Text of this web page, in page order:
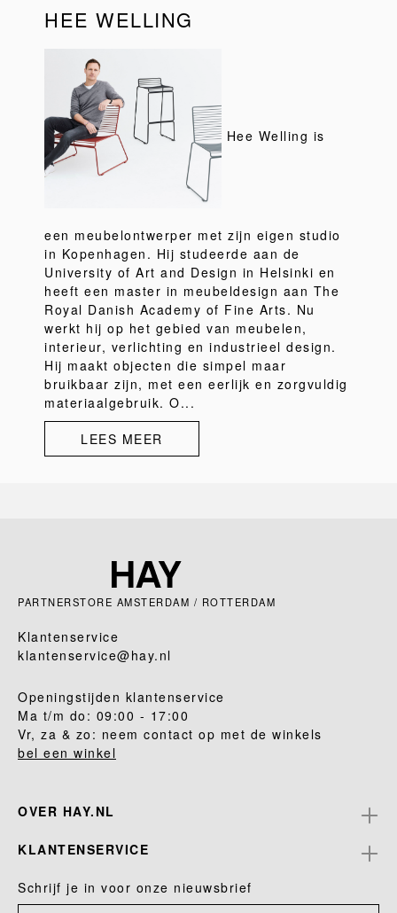
HEE WELLING
Hee Welling is
een meubelontwerper met zijn eigen studio
in Kopenhagen. Hij studeerde aan de
University of Art and Design in Helsinki en
heeft een master in meubeldesign aan The
Royal Danish Academy of Fine Arts. Nu
werkt hij op het gebied van meubelen,
interieur, verlichting en industrieel design.
Hij maakt objecten die simpel maar
bruikbaar zijn, met een eerlijk en zorgvuldig
materiaalgebruik. O...
LEES MEER
PARTNERSTORE AMSTERDAM / ROTTERDAM
Klantenservice
klantenservice@hay.nl
Openingstijden klantenservice
Ma t/m do: 09:00 - 17:00
Vr, za & zo: neem contact op met de winkels
bel een winkel
OVER HAY.NL
KLANTENSERVICE
Schrijf je in voor onze nieuwsbrief